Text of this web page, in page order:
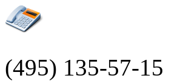
(495) 135-57-15